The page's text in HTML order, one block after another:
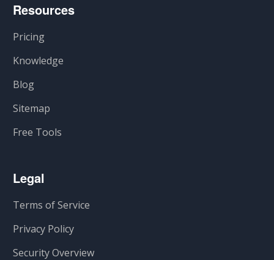
Resources
Pricing
Knowledge
Blog
Sitemap
Free Tools
Legal
Terms of Service
Privacy Policy
Security Overview